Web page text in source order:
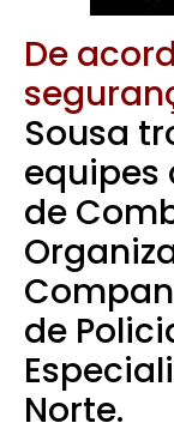
De
Sousa
equipes
de
de
Norte.